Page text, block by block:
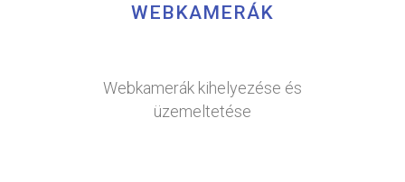
WEBKAMERÁK
Webkamerák kihelyezése és
üzemeltetése